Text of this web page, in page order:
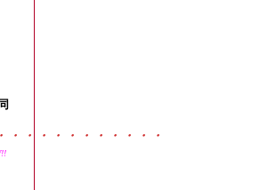
・・・・・・・・・・・